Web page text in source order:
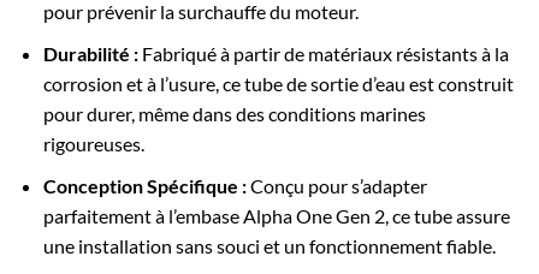
pour prévenir la surchauffe du moteur.
Durabilité :Fabriqué à partir de matériaux résistants à la
corrosion et à l’usure, ce tube de sortie d’eau est construit
pour durer, même dans des conditions marines
rigoureuses.
Conception Spécifique :Conçu pour s’adapter
parfaitement à l’embase Alpha One Gen 2, ce tube assure
une installation sans souci et un fonctionnement fiable.